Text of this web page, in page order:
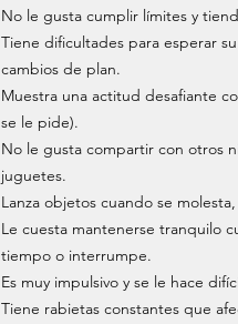
No le gusta cumplir límites y
Tiene dificultades para esperar
cambios de plan.
Muestra una actitud desafiante
se le pide).
No le gusta compartir con otros
juguetes.
Lanza objetos cuando se
Le cuesta mantenerse tranquilo
tiempo o interrumpe.
Es muy impulsivo y se le hace
Tiene rabietas constantes que